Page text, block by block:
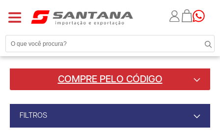
COMPRE PELO CÓDIGO
FILTROS